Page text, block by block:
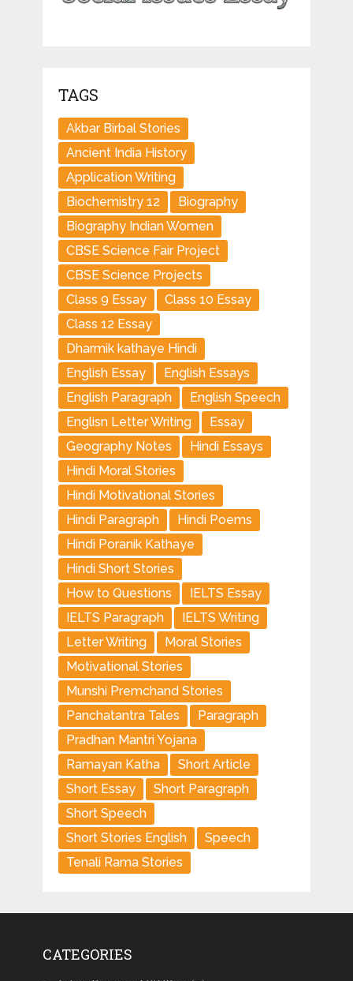
TAGS
Akbar Birbal Stories
Ancient India History
Application Writing
Biochemistry 12
Biography
Biography Indian Women
CBSE Science Fair Project
CBSE Science Projects
Class 9 Essay
Class 10 Essay
Class 12 Essay
Dharmik kathaye Hindi
English Essay
English Essays
English Paragraph
English Speech
Englisn Letter Writing
Essay
Geography Notes
Hindi Essays
Hindi Moral Stories
Hindi Motivational Stories
Hindi Paragraph
Hindi Poems
Hindi Poranik Kathaye
Hindi Short Stories
How to Questions
IELTS Essay
IELTS Paragraph
IELTS Writing
Letter Writing
Moral Stories
Motivational Stories
Munshi Premchand Stories
Panchatantra Tales
Paragraph
Pradhan Mantri Yojana
Ramayan Katha
Short Article
Short Essay
Short Paragraph
Short Speech
Short Stories English
Speech
Tenali Rama Stories
CATEGORIES